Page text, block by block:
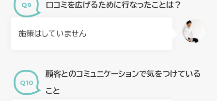
口コミを広げるために行なったことは？
施策はしていません
顧客とのコミュニケーションで気をつけている
こと